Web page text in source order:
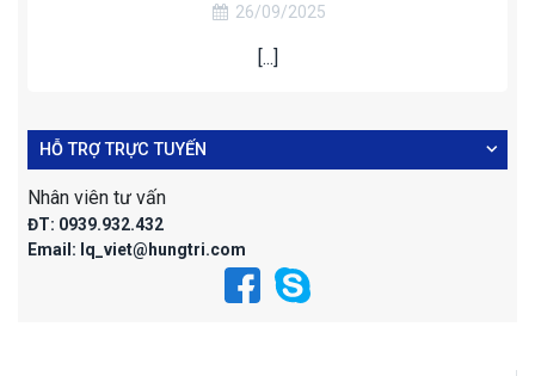
26/09/2025
[...]
HỖ TRỢ TRỰC TUYẾN
Nhân viên tư vấn
ĐT: 0939.932.432
Email: lq_viet@hungtri.com